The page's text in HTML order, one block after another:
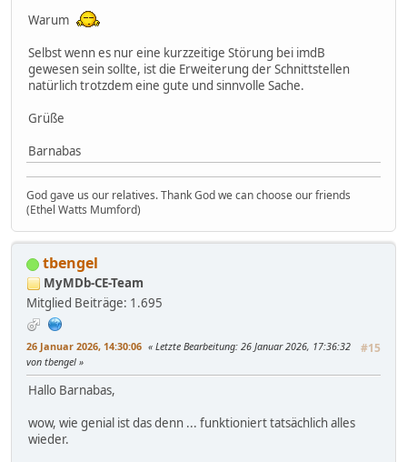
Warum
Selbst wenn es nur eine kurzzeitige Störung bei imdB
gewesen sein sollte, ist die Erweiterung der Schnittstellen
natürlich trotzdem eine gute und sinnvolle Sache.
Grüße
Barnabas
God gave us our relatives. Thank God we can choose our friends
(Ethel Watts Mumford)
tbengel
MyMDb-CE-Team
Mitglied Beiträge: 1.695
26 Januar 2026, 14:30:06 #15
Letzte Bearbeitung: 26 Januar 2026, 17:36:32
von tbengel
Hallo Barnabas,
wow, wie genial ist das denn ... funktioniert tatsächlich alles
wieder.